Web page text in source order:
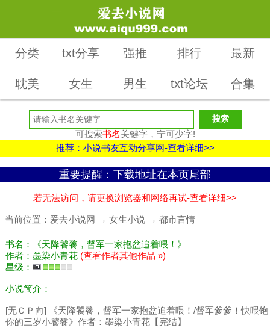
分类 txt分享 强推 排行 最新
耽美 女生 男生 txt论坛 合集
可搜索书名关键字，宁可少字!
推荐：小说书友互动分享网-查看详细>>
重要提醒：下载地址在本页尾部
若无法访问，请更换浏览器和网络再试-查看详细>>
当前位置： 爱去小说网 → 女生小说 → 都市言情
书名：《天降饕餮，督军一家抱盆追着喂！》
作者：墨染小青花 (查看作者其他作品 »)
星级：
小说简介：
[无ＣＰ向] 《天降饕餮，督军一家抱盆追着喂！/督军爹爹！快喂饱
你的三岁小饕餮》作者：墨染小青花【完结】